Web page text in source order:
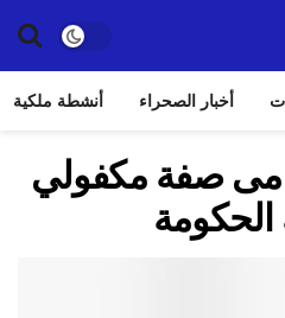
أخبار الصحراء أنشطة ملكية
صفة مكفولي
الحكومة